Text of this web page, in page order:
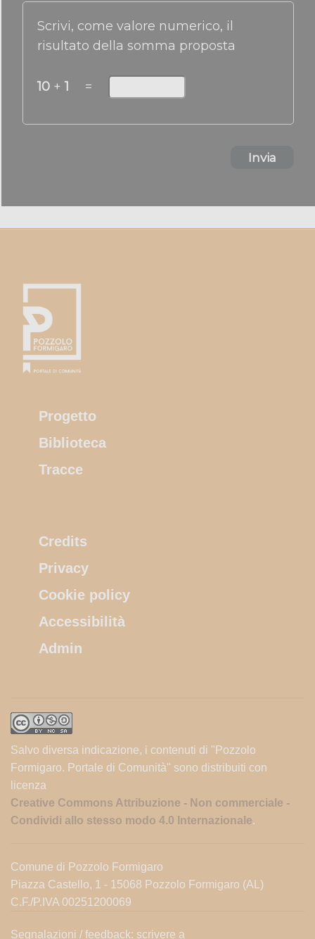
Scrivi, come valore numerico, il
risultato della somma proposta
10 + 1 =
Invia
Progetto
Biblioteca
Tracce
Credits
Privacy
Cookie policy
Accessibilità
Admin
Salvo diversa indicazione, i contenuti di "Pozzolo
Formigaro. Portale di Comunità" sono distribuiti con
licenza
Creative Commons Attribuzione - Non commerciale -
Condividi allo stesso modo 4.0 Internazionale.
Comune di Pozzolo Formigaro
Piazza Castello, 1 - 15068 Pozzolo Formigaro (AL)
C.F./P.IVA 00251200069
Segnalazioni / feedback: scrivere a